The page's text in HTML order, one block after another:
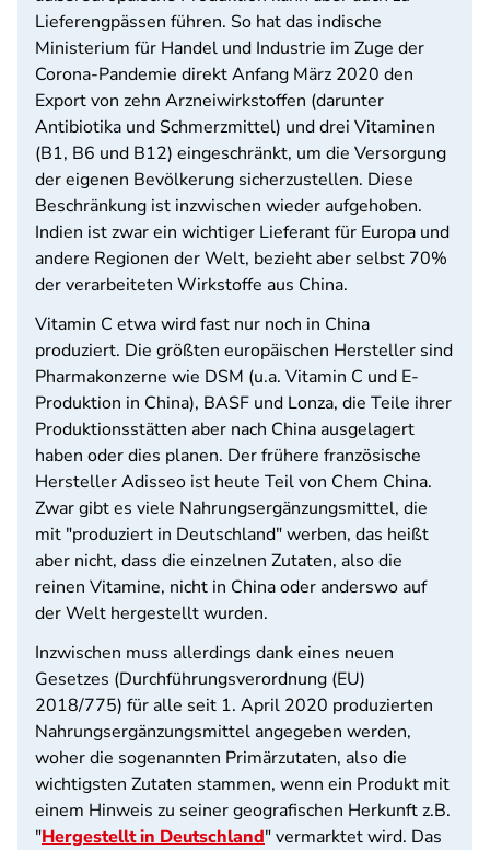
Lieferengpässen führen. So hat das indische
Ministerium für Handel und Industrie im Zuge der
Corona-Pandemie direkt Anfang März 2020 den
Export von zehn Arzneiwirkstoffen (darunter
Antibiotika und Schmerzmittel) und drei Vitaminen
(B1, B6 und B12) eingeschränkt, um die Versorgung
der eigenen Bevölkerung sicherzustellen. Diese
Beschränkung ist inzwischen wieder aufgehoben.
Indien ist zwar ein wichtiger Lieferant für Europa und
andere Regionen der Welt, bezieht aber selbst 70%
der verarbeiteten Wirkstoffe aus China.
Vitamin C etwa wird fast nur noch in China
produziert. Die größten europäischen Hersteller sind
Pharmakonzerne wie DSM (u.a. Vitamin C und E-
Produktion in China), BASF und Lonza, die Teile ihrer
Produktionsstätten aber nach China ausgelagert
haben oder dies planen. Der frühere französische
Hersteller Adisseo ist heute Teil von Chem China.
Zwar gibt es viele Nahrungsergänzungsmittel, die
mit "produziert in Deutschland" werben, das heißt
aber nicht, dass die einzelnen Zutaten, also die
reinen Vitamine, nicht in China oder anderswo auf
der Welt hergestellt wurden.
Inzwischen muss allerdings dank eines neuen
Gesetzes (Durchführungsverordnung (EU)
2018/775) für alle seit 1. April 2020 produzierten
Nahrungsergänzungsmittel angegeben werden,
woher die sogenannten Primärzutaten, also die
wichtigsten Zutaten stammen, wenn ein Produkt mit
einem Hinweis zu seiner geografischen Herkunft z.B.
"Hergestellt in Deutschland" vermarktet wird. Das